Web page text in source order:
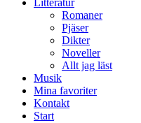
Litteratur
Romaner
Pjäser
Dikter
Noveller
Allt jag läst
Musik
Mina favoriter
Kontakt
Start